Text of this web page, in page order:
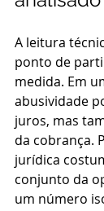
A leitura
ponto de
medida. Em
abusividade
juros, mas
da cobrança.
jurídica
conjunto da
um número